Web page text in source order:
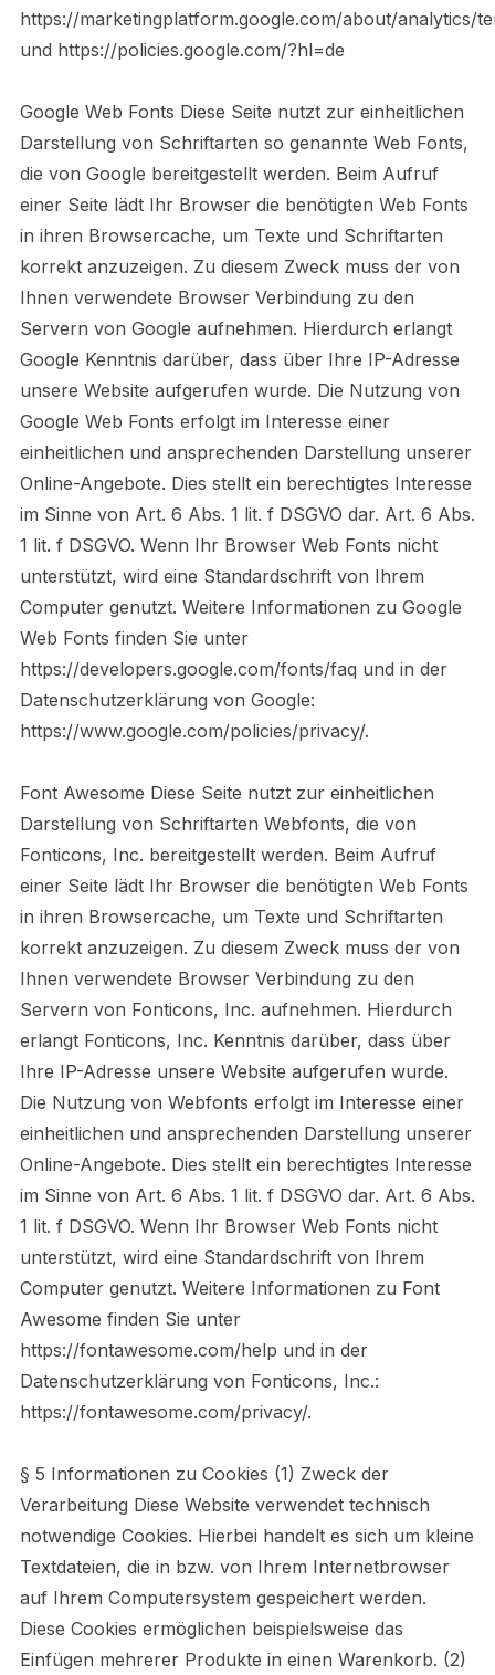
https://marketingplatform.google.com/about/analytics/
und https://policies.google.com/?hl=de
Google Web Fonts Diese Seite nutzt zur einheitlichen
Darstellung von Schriftarten so genannte Web Fonts,
die von Google bereitgestellt werden. Beim Aufruf
einer Seite lädt Ihr Browser die benötigten Web Fonts
in ihren Browsercache, um Texte und Schriftarten
korrekt anzuzeigen. Zu diesem Zweck muss der von
Ihnen verwendete Browser Verbindung zu den
Servern von Google aufnehmen. Hierdurch erlangt
Google Kenntnis darüber, dass über Ihre IP-Adresse
unsere Website aufgerufen wurde. Die Nutzung von
Google Web Fonts erfolgt im Interesse einer
einheitlichen und ansprechenden Darstellung unserer
Online-Angebote. Dies stellt ein berechtigtes Interesse
im Sinne von Art. 6 Abs. 1 lit. f DSGVO dar. Art. 6 Abs.
1 lit. f DSGVO. Wenn Ihr Browser Web Fonts nicht
unterstützt, wird eine Standardschrift von Ihrem
Computer genutzt. Weitere Informationen zu Google
Web Fonts finden Sie unter
https://developers.google.com/fonts/faq und in der
Datenschutzerklärung von Google:
https://www.google.com/policies/privacy/.
Font Awesome Diese Seite nutzt zur einheitlichen
Darstellung von Schriftarten Webfonts, die von
Fonticons, Inc. bereitgestellt werden. Beim Aufruf
einer Seite lädt Ihr Browser die benötigten Web Fonts
in ihren Browsercache, um Texte und Schriftarten
korrekt anzuzeigen. Zu diesem Zweck muss der von
Ihnen verwendete Browser Verbindung zu den
Servern von Fonticons, Inc. aufnehmen. Hierdurch
erlangt Fonticons, Inc. Kenntnis darüber, dass über
Ihre IP-Adresse unsere Website aufgerufen wurde.
Die Nutzung von Webfonts erfolgt im Interesse einer
einheitlichen und ansprechenden Darstellung unserer
Online-Angebote. Dies stellt ein berechtigtes Interesse
im Sinne von Art. 6 Abs. 1 lit. f DSGVO dar. Art. 6 Abs.
1 lit. f DSGVO. Wenn Ihr Browser Web Fonts nicht
unterstützt, wird eine Standardschrift von Ihrem
Computer genutzt. Weitere Informationen zu Font
Awesome finden Sie unter
https://fontawesome.com/help und in der
Datenschutzerklärung von Fonticons, Inc.:
https://fontawesome.com/privacy/.
§ 5 Informationen zu Cookies (1) Zweck der
Verarbeitung Diese Website verwendet technisch
notwendige Cookies. Hierbei handelt es sich um kleine
Textdateien, die in bzw. von Ihrem Internetbrowser
auf Ihrem Computersystem gespeichert werden.
Diese Cookies ermöglichen beispielsweise das
Einfügen mehrerer Produkte in einen Warenkorb. (2)